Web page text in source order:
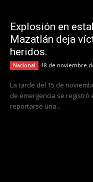
Explosión en
Mazatlán deja
heridos.
Nacional 18 de noviembre
La tarde del 15 de
de emergencia se registró
reportarse una...